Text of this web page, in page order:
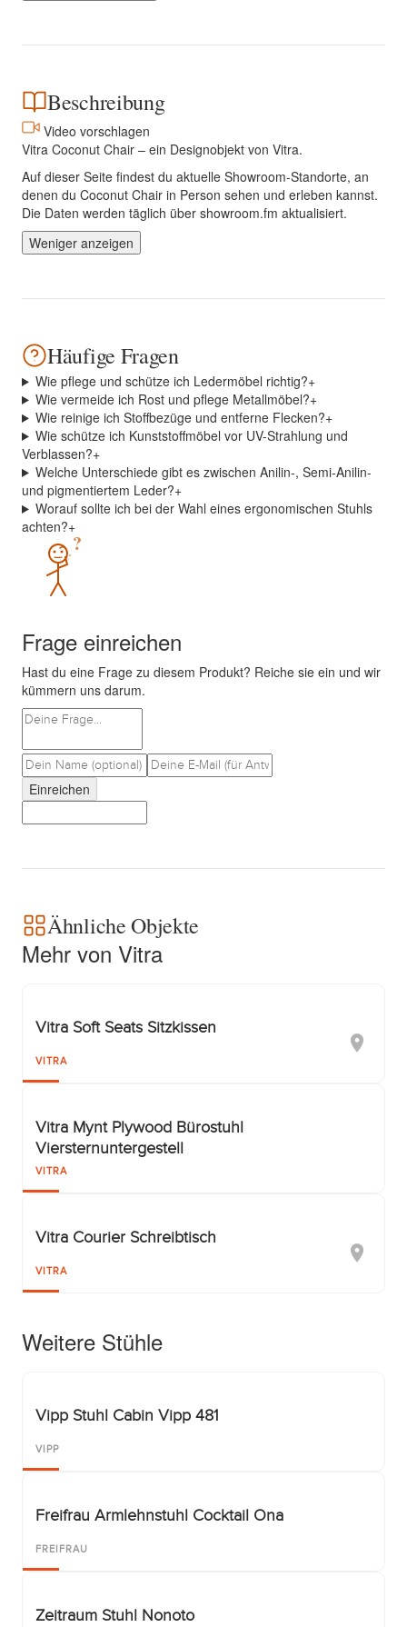
Beschreibung
Video vorschlagen
Vitra Coconut Chair – ein Designobjekt von Vitra.
Auf dieser Seite findest du aktuelle Showroom-Standorte, an
denen du Coconut Chair in Person sehen und erleben kannst.
Die Daten werden täglich über showroom.fm aktualisiert.
Weniger anzeigen
Häufige Fragen
Wie pflege und schütze ich Ledermöbel richtig?+
Wie vermeide ich Rost und pflege Metallmöbel?+
Wie reinige ich Stoffbezüge und entferne Flecken?+
Wie schütze ich Kunststoffmöbel vor UV-Strahlung und
Verblassen?+
Welche Unterschiede gibt es zwischen Anilin-, Semi-Anilin-
und pigmentiertem Leder?+
Worauf sollte ich bei der Wahl eines ergonomischen Stuhls
achten?+
?
Frage einreichen
Hast du eine Frage zu diesem Produkt? Reiche sie ein und wir
kümmern uns darum.
Einreichen
Ähnliche Objekte
Mehr von Vitra
Vitra Soft Seats Sitzkissen
VITRA
Vitra Mynt Plywood Bürostuhl
Viersternuntergestell
VITRA
Vitra Courier Schreibtisch
VITRA
Weitere Stühle
Vipp Stuhl Cabin Vipp 481
VIPP
Freifrau Armlehnstuhl Cocktail Ona
FREIFRAU
Zeitraum Stuhl Nonoto